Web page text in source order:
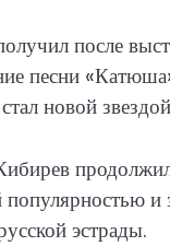
после
песни
новой
эстрады.